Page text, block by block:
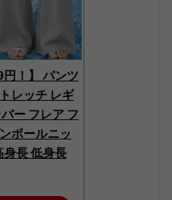
！】 パンツ
レッチ レギ
ー フレア フ
ボールニッ
身長 低身長